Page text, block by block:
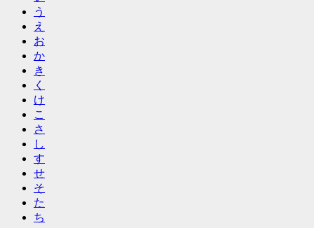
う
え
お
か
き
く
け
こ
さ
し
す
せ
そ
た
ち